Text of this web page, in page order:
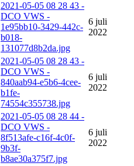
2021-05-05 08 28 43 -
DCO VWS -
1e95bb10-3429-442c-
b018-
131077d8b2da.jpg
6 juli
2022
2021-05-05 08 28 43 -
DCO VWS -
840aab94-e5b6-4cee-
b1fe-
74554c355738.jpg
6 juli
2022
2021-05-05 08 28 44 -
DCO VWS -
8f513afe-c16f-4c0f-
9b3f-
b8ae30a375f7.jpg
6 juli
2022